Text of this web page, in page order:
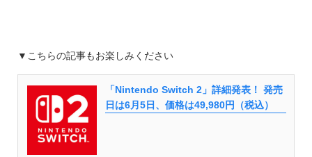
▼こちらの記事もお楽しみください
「Nintendo Switch 2」詳細発表！ 発売
日は6月5日、価格は49,980円（税込）